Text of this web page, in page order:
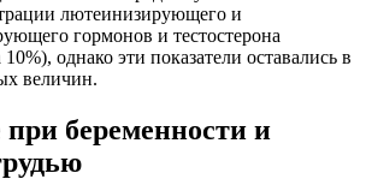
лютеинизирующего и
гормонов и тестостерона
однако эти показатели оставались в
величин.
беременности и